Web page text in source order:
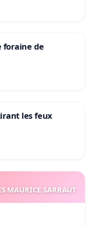
foraine de
les feux
MAURICE SARRAUT